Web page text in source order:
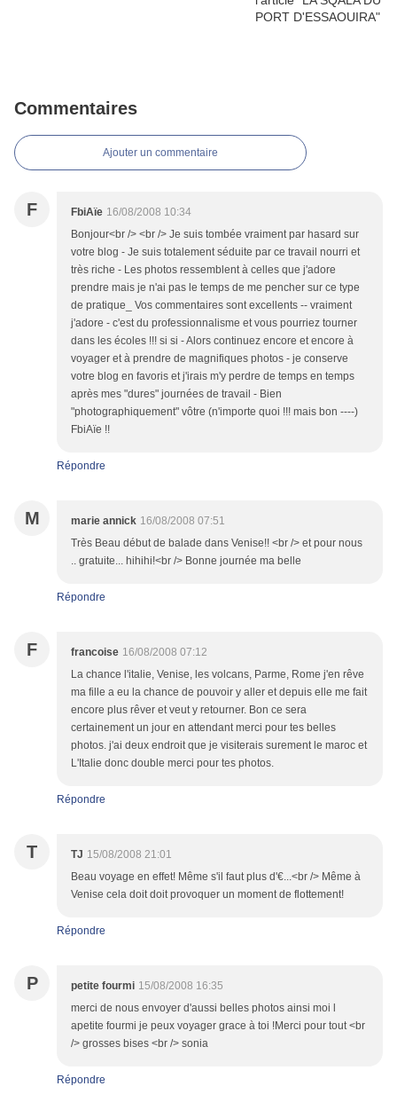
Commentaires
Ajouter un commentaire
F FbiAïe 16/08/2008 10:34
Bonjour<br /> <br /> Je suis tombée vraiment par hasard sur
votre blog - Je suis totalement séduite par ce travail nourri et
très riche - Les photos ressemblent à celles que j'adore
prendre mais je n'ai pas le temps de me pencher sur ce type
de pratique_ Vos commentaires sont excellents -- vraiment
j'adore - c'est du professionnalisme et vous pourriez tourner
dans les écoles !!! si si - Alors continuez encore et encore à
voyager et à prendre de magnifiques photos - je conserve
votre blog en favoris et j'irais m'y perdre de temps en temps
après mes "dures" journées de travail - Bien
"photographiquement" vôtre (n'importe quoi !!! mais bon ----)
FbiAïe !!
Répondre
M marie annick 16/08/2008 07:51
Très Beau début de balade dans Venise!! <br /> et pour nous
.. gratuite... hihihi!<br /> Bonne journée ma belle
Répondre
F francoise 16/08/2008 07:12
La chance l'italie, Venise, les volcans, Parme, Rome j'en rêve
ma fille a eu la chance de pouvoir y aller et depuis elle me fait
encore plus rêver et veut y retourner. Bon ce sera
certainement un jour en attendant merci pour tes belles
photos. j'ai deux endroit que je visiterais surement le maroc et
L'Italie donc double merci pour tes photos.
Répondre
T TJ 15/08/2008 21:01
Beau voyage en effet! Même s'il faut plus d'€...<br /> Même à
Venise cela doit doit provoquer un moment de flottement!
Répondre
P petite fourmi 15/08/2008 16:35
merci de nous envoyer d'aussi belles photos ainsi moi l
apetite fourmi je peux voyager grace à toi !Merci pour tout <br
/> grosses bises <br /> sonia
Répondre